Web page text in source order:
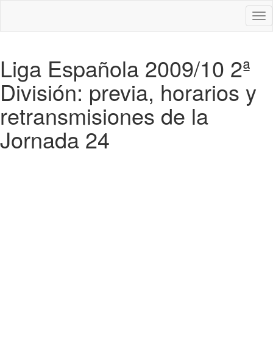
Liga Española 2009/10 2ª
División: previa, horarios y
retransmisiones de la
Jornada 24